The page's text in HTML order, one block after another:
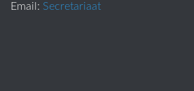
Email: Secretariaat